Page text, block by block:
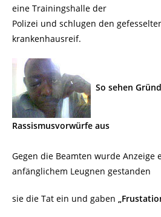
eine Trainingshalle der
Polizei und schlugen den
krankenhausreif.
So sehen
Rassismusvorwürfe aus
Gegen die Beamten wurde Anzeige
anfänglichem Leugnen gestanden
sie die Tat ein und gaben